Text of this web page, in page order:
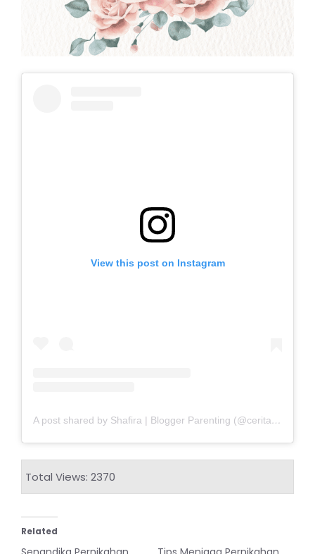
View this post on Instagram
A post shared by Shafira | Blogger Parenting (@ceritamamah_)
Total Views: 2370
Related